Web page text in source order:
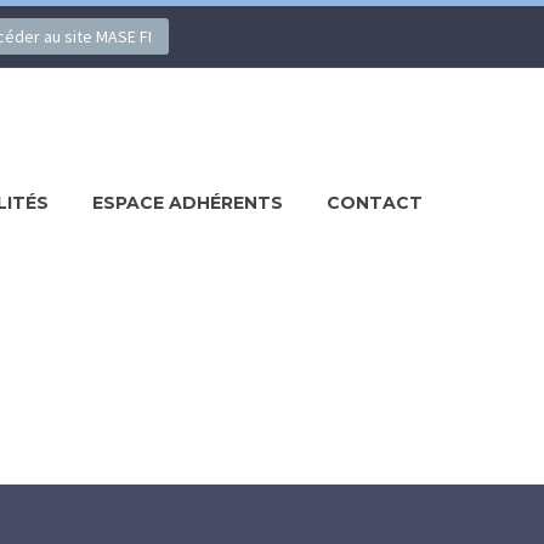
au site MASE FI
ESPACE ADHÉRENTS CONTACT